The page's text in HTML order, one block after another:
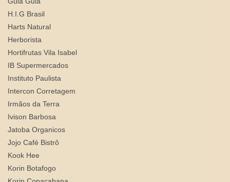
H.I.G Brasil
Harts Natural
Herborista
Hortifrutas Vila Isabel
IB Supermercados
Instituto Paulista
Intercon Corretagem
Irmãos da Terra
Ivison Barbosa
Jatoba Organicos
Jojo Café Bistrô
Kook Hee
Korin Botafogo